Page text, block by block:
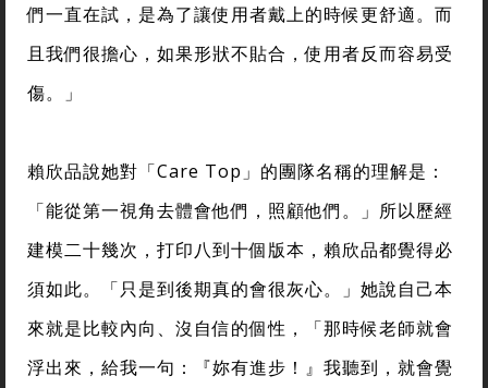
們一直在試，是為了讓使用者戴上的時候更舒適。而
且我們很擔心，如果形狀不貼合，使用者反而容易受
傷。」
賴欣品說她對「Care Top」的團隊名稱的理解是：
「能從第一視角去體會他們，照顧他們。」所以歷經
建模二十幾次，打印八到十個版本，賴欣品都覺得必
須如此。「只是到後期真的會很灰心。」她說自己本
來就是比較內向、沒自信的個性，「那時候老師就會
浮出來，給我一句：『妳有進步！』我聽到，就會覺